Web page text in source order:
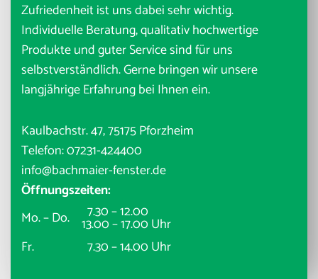
Zufriedenheit ist uns dabei sehr wichtig.
Individuelle Beratung, qualitativ hochwertige
Produkte und guter Service sind für uns
selbstverständlich. Gerne bringen wir unsere
langjährige Erfahrung bei Ihnen ein.
Kaulbachstr. 47, 75175 Pforzheim
Telefon:07231-424400
info@bachmaier-fenster.de
Öffnungszeiten:
Mo. – Do.
7.30 – 12.00
13.00 – 17.00 Uhr
Fr.
7.30 – 14.00 Uhr